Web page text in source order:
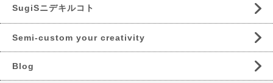
SugiSニデキルコト
Semi-custom your creativity
Blog